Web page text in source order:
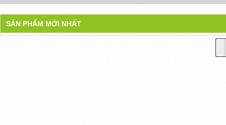
SẢN PHẨM MỚI NHẤT